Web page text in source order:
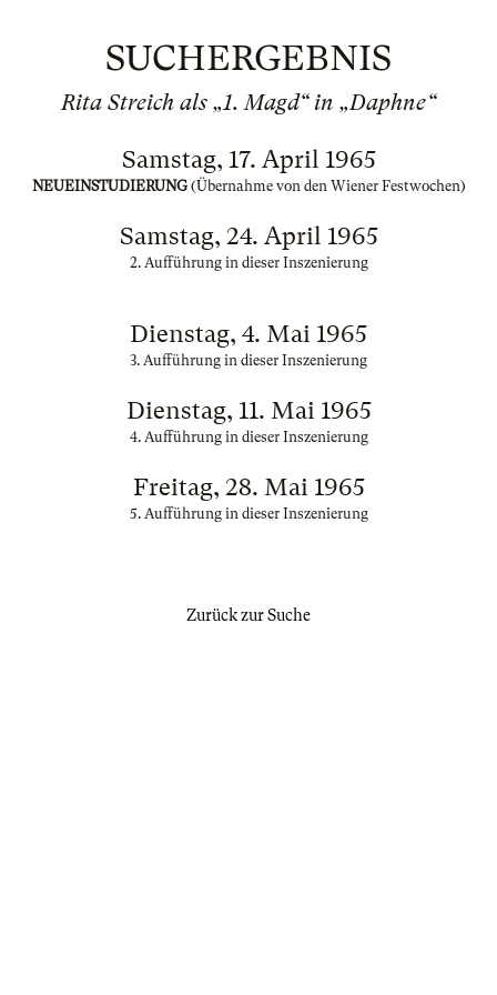
SUCHERGEBNIS
Rita Streich als „1. Magd“ in „Daphne“
Samstag, 17. April 1965
NEUEINSTUDIERUNG(Übernahme von den Wiener Festwochen)
Samstag, 24. April 1965
2. Aufführung in dieser Inszenierung
Dienstag, 4. Mai 1965
3. Aufführung in dieser Inszenierung
Dienstag, 11. Mai 1965
4. Aufführung in dieser Inszenierung
Freitag, 28. Mai 1965
5. Aufführung in dieser Inszenierung
Zurück zur Suche